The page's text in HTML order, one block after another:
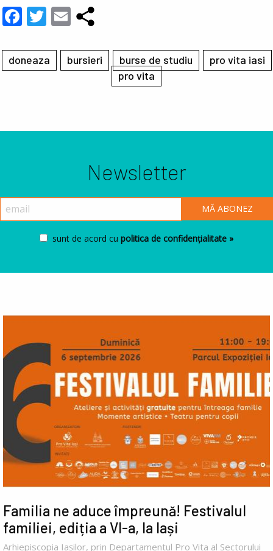
Facebook
Twitter
Email
doneaza bursieri burse de studiu
pro vita iasi
pro vita
Newsletter
sunt de acord cu politica de confidențialitate »
Familia ne aduce împreună! Festivalul
familiei, ediția a VI-a, la Iași
Arhiepiscopia Iașilor, prin Departamentul Pro Vita al Sectorului